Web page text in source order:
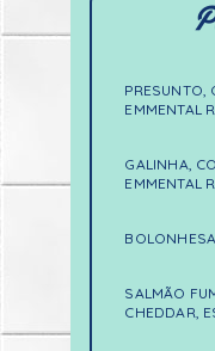
PRESUNTO,
EMMENTAL
GALINHA,
EMMENTAL
SALMÃO
CHEDDAR,